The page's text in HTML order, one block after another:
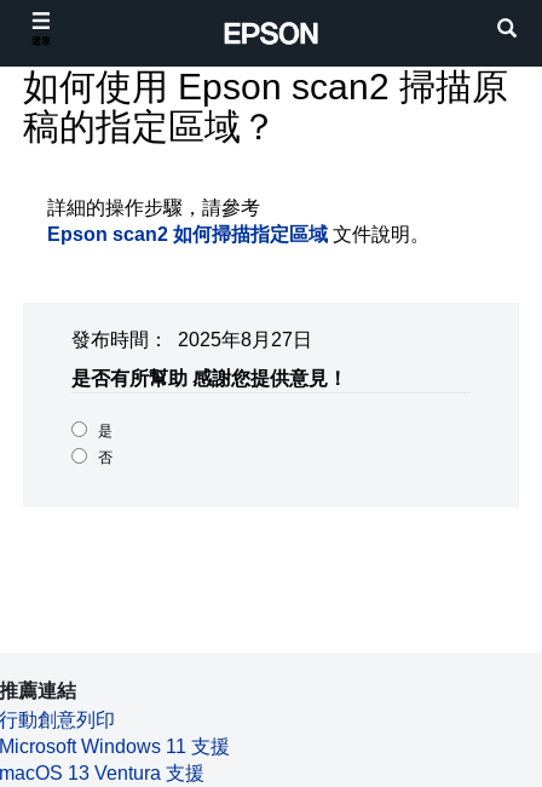
如何使用 Epson scan2 掃描原
稿的指定區域？
詳細的操作步驟，請參考
Epson scan2 如何掃描指定區域 文件說明。
發布時間： 2025年8月27日
是否有所幫助 感謝您提供意見！
是
否
推薦連結
行動創意列印
Microsoft Windows 11 支援
macOS 13 Ventura 支援